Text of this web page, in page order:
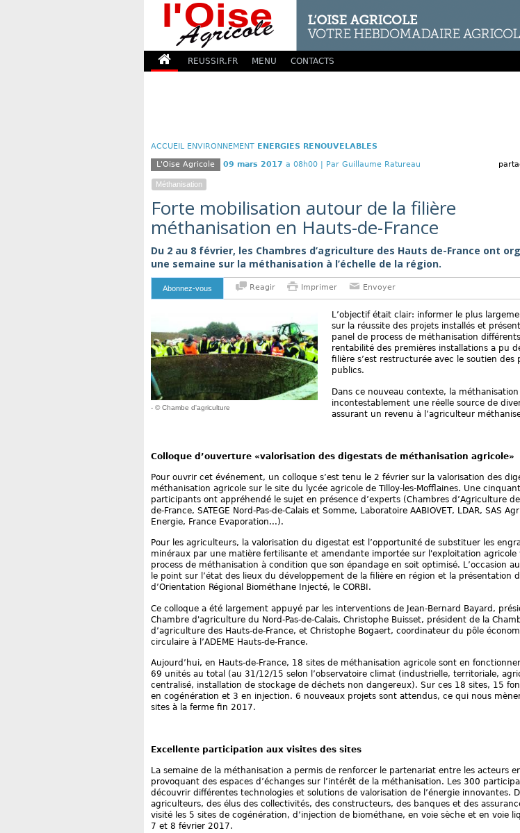
REUSSIR.FR MENU CONTACTS
ACCUEIL ENVIRONNEMENT ENERGIES RENOUVELABLES
L'Oise Agricole 09 mars 2017 a 08h00 | Par Guillaume Ratureau
Méthanisation
Forte mobilisation autour de la filière
méthanisation en Hauts-de-France
Du 2 au 8 février, les Chambres d’agriculture des Hauts de-France ont
une semaine sur la méthanisation à l’échelle de la région.
Abonnez-vous Reagir Imprimer Envoyer
- © Chambe d'agriculture
L’objectif était clair: informer le plus
sur la réussite des projets installés et
panel de process de méthanisation
rentabilité des premières installations a pu
filière s’est restructurée avec le soutien des
publics.
Dans ce nouveau contexte, la
incontestablement une réelle source de
assurant un revenu à l’agriculteur
Colloque d’ouverture «valorisation des digestats de méthanisation agricole»
Pour ouvrir cet événement, un colloque s’est tenu le 2 février sur la valorisation des
méthanisation agricole sur le site du lycée agricole de Tilloy-les-Mofflaines. Une
participants ont appréhendé le sujet en présence d’experts (Chambres d’Agriculture
de-France, SATEGE Nord-Pas-de-Calais et Somme, Laboratoire AABIOVET, LDAR, SAS
Energie, France Evaporation...).
Pour les agriculteurs, la valorisation du digestat est l’opportunité de substituer les
minéraux par une matière fertilisante et amendante importée sur l'exploitation agricole
process de méthanisation à condition que son épandage en soit optimisé. L’occasion
le point sur l’état des lieux du développement de la filière en région et la présentation
d’Orientation Régional Biométhane Injecté, le CORBI.
Ce colloque a été largement appuyé par les interventions de Jean-Bernard Bayard,
Chambre d'agriculture du Nord-Pas-de-Calais, Christophe Buisset, président de la
d’agriculture des Hauts-de-France, et Christophe Bogaert, coordinateur du pôle
circulaire à l’ADEME Hauts-de-France.
Aujourd’hui, en Hauts-de-France, 18 sites de méthanisation agricole sont en
69 unités au total (au 31/12/15 selon l’observatoire climat (industrielle, territoriale,
centralisé, installation de stockage de déchets non dangereux). Sur ces 18 sites, 15
en cogénération et 3 en injection. 6 nouveaux projets sont attendus, ce qui nous
sites à la ferme fin 2017.
Excellente participation aux visites des sites
La semaine de la méthanisation a permis de renforcer le partenariat entre les acteurs
provoquant des espaces d’échanges sur l’intérêt de la méthanisation. Les 300
découvrir différentes technologies et solutions de valorisation de l’énergie innovantes.
agriculteurs, des élus des collectivités, des constructeurs, des banques et des
visité les 5 sites de cogénération, d’injection de biométhane, en voie sèche et en voie
7 et 8 février 2017.